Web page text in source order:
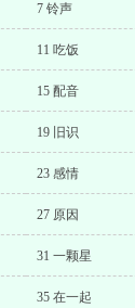
7 铃声
11 吃饭
15 配音
19 旧识
23 感情
27 原因
31 一颗星
35 在一起